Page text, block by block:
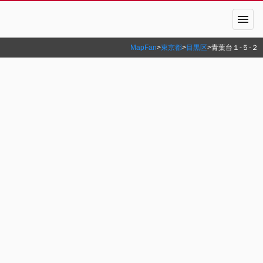
menu
MapFan>東京都>目黒区>青葉台１‐５‐２